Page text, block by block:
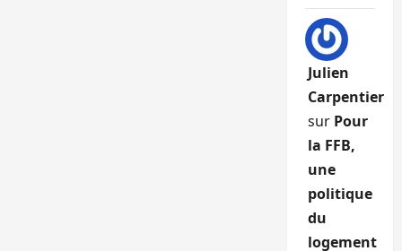
Julien
Carpentier
sur Pour
la FFB,
une
politique
du
logement